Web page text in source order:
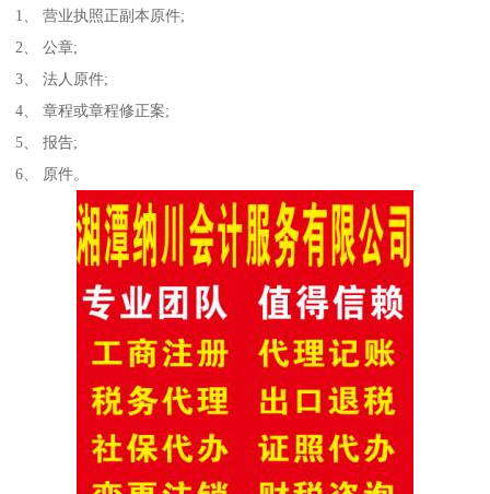
1、 营业执照正副本原件;
2、 公章;
3、 法人原件;
4、 章程或章程修正案;
5、 报告;
6、 原件。